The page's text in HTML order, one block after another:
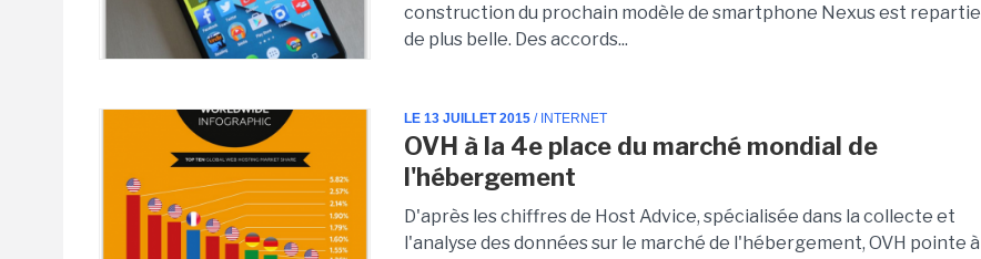
construction du prochain modèle de smartphone Nexus est repartie
de plus belle. Des accords...
LE 13 JUILLET 2015 / INTERNET
OVH à la 4e place du marché mondial de
l'hébergement
D'après les chiffres de Host Advice, spécialisée dans la collecte et
l'analyse des données sur le marché de l'hébergement, OVH pointe à